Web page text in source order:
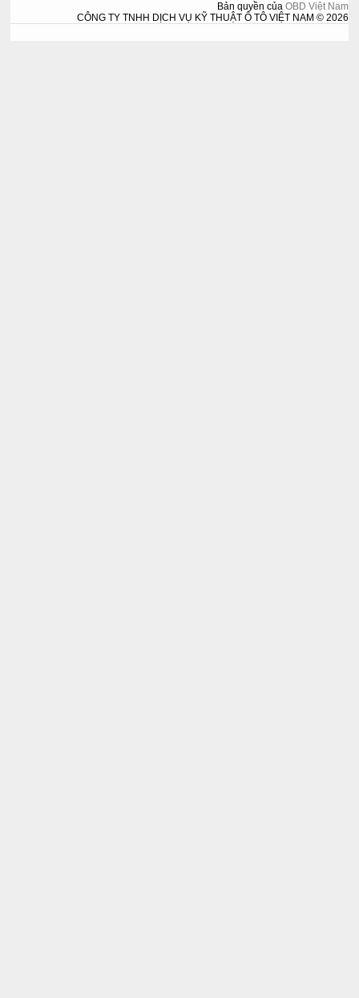
Bản quyền của OBD Việt Nam
CÔNG TY TNHH DỊCH VỤ KỸ THUẬT Ô TÔ VIỆT NAM © 2026